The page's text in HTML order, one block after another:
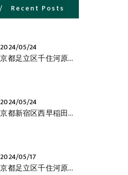
Recent Posts
2024/05/24
東京都足立区千住河原町の木造２階建物解体工事の進捗状況です。
2024/05/24
東京都新宿区西早稲田の木造２階建て・鉄骨４階建物解体工事の進捗状況です。
2024/05/17
東京都足立区千住河原町の木造２階建物解体工事の進捗状況です。